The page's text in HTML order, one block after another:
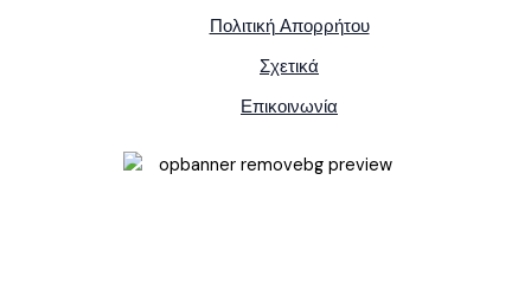
Πολιτική Απορρήτου
Σχετικά
Επικοινωνία